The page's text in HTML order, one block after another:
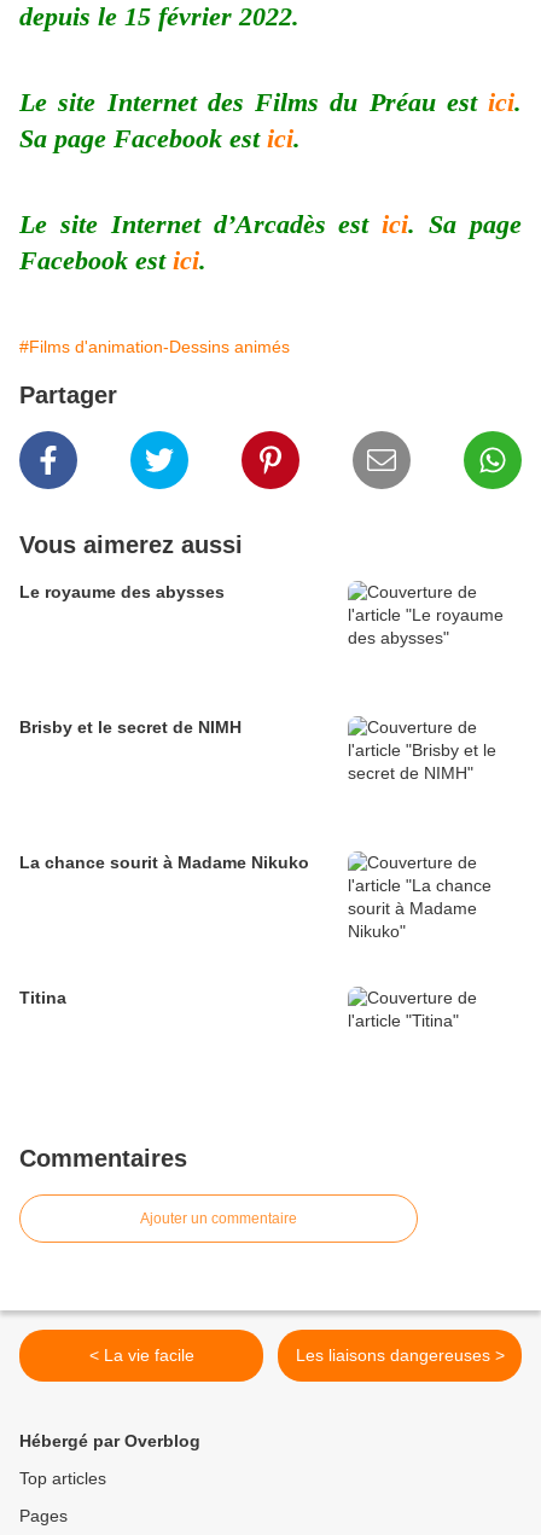
depuis le 15 février 2022.
Le site Internet des Films du Préau est ici.
Sa page Facebook est ici.
Le site Internet d’Arcadès estici. Sa page
Facebook est ici.
#Films d'animation-Dessins animés
Partager
Vous aimerez aussi
Le royaume des abysses
Brisby et le secret de NIMH
La chance sourit à Madame Nikuko
Titina
Commentaires
Ajouter un commentaire
< La vie facile Les liaisons dangereuses >
Hébergé par Overblog
Top articles
Pages